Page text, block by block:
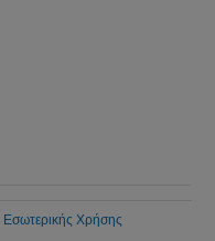
Εσωτερικής Χρήσης